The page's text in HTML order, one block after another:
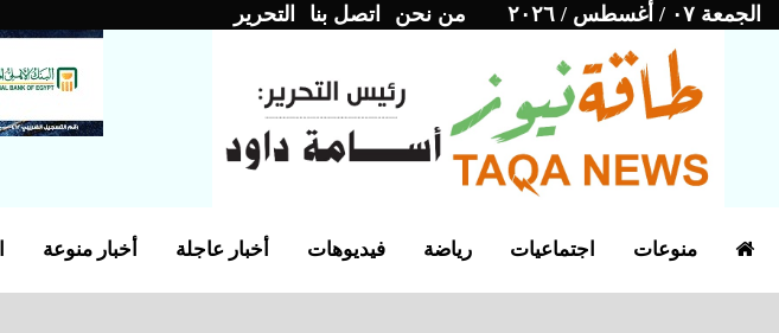
الجمعة ٠٧ / أغسطس / ٢٠٢٦ من نحن اتصل بنا التحرير
أخبار منوعة أخبار عاجلة فيديوهات رياضة اجتماعيات منوعات